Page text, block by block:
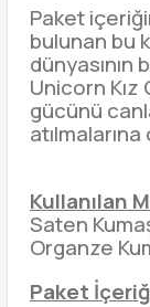
Paket
bulunan bu
dünyasının
Unicorn
gücünü
Kullanılan
Saten
Organze
Paket